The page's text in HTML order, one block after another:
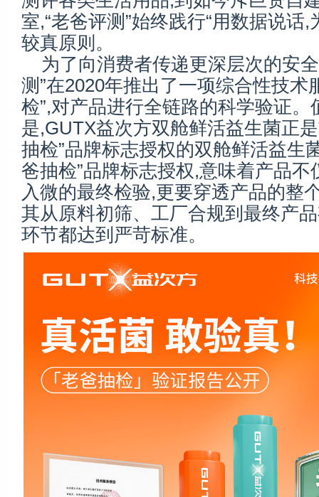
室,“老爸评测”始终践行“用数据说话,
较真原则。
为了向消费者传递更深层次的安
测”在2020年推出了一项综合性技
检”,对产品进行全链路的科学验证。
是,GUTX益次方双舱鲜活益生菌正
抽检”品牌标志授权的双舱鲜活益生
爸抽检”品牌标志授权,意味着产品不
入微的最终检验,更要穿透产品的整
其从原料初筛、工厂合规到最终产
环节都达到严苛标准。